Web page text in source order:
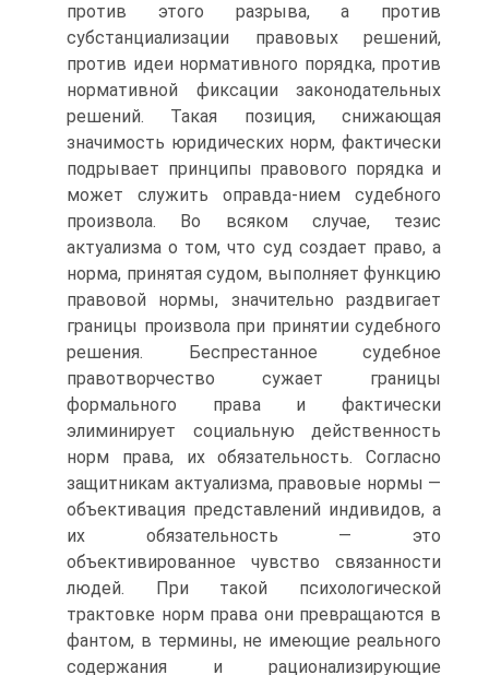
против этого разрыва, а против
субстанциализации правовых решений,
против идеи нормативного порядка, против
нормативной фиксации законодательных
решений. Такая позиция, снижающая
значимость юридических норм, фактически
подрывает принципы правового порядка и
может служить оправда-нием судебного
произвола. Во всяком случае, тезис
актуализма о том, что суд создает право, а
норма, принятая судом, выполняет функцию
правовой нормы, значительно раздвигает
границы произвола при принятии судебного
решения. Беспрестанное судебное
правотворчество сужает границы
формального права и фактически
элиминирует социальную действенность
норм права, их обязательность. Согласно
защитникам актуализма, правовые нормы —
объективация представлений индивидов, а
их обязательность — это
объективированное чувство связанности
людей. При такой психологической
трактовке норм права они превращаются в
фантом, в термины, не имеющие реального
содержания и рационализирующие